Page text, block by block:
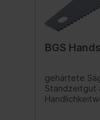
BGS
gehärtete
Standzeitgut